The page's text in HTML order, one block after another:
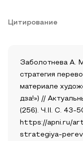
Цитирование
Заболотнева А.
стратегия
материале
дза!») //
(256). Ч.II. С. 43-
https://apni.ru/
strategiya-